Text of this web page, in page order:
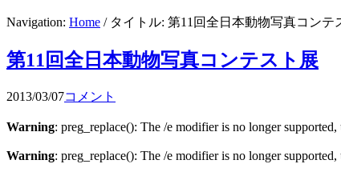
Navigation: Home / タイトル: 第11回全日本動物写真コンテ
第11回全日本動物写真コンテスト展
2013/03/07コメント
Warning: preg_replace(): The /e modifier is no longer
Warning: preg_replace(): The /e modifier is no longer